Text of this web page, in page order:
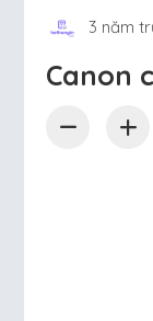
3 năm
Canon